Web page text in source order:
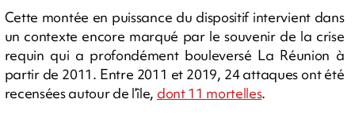
Cette montée en puissance du dispositif intervient dans
un contexte encore marqué par le souvenir de la crise
requin qui a profondément bouleversé La Réunion à
partir de 2011. Entre 2011 et 2019, 24 attaques ont été
recensées autour de l’île, dont 11 mortelles.